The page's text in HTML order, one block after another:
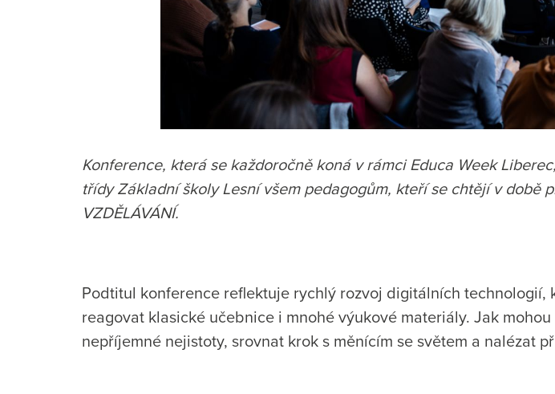
Konference, která se každoročně koná v rámci Educa Week
třídy Základní školy Lesní všem pedagogům, kteří se chtějí v době
VZDĚLÁVÁNÍ.
Podtitul konference reflektuje rychlý rozvoj digitálních
reagovat klasické učebnice i mnohé výukové materiály. Jak
nepříjemné nejistoty, srovnat krok s měnícím se světem a nalézat